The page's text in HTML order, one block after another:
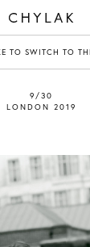
TO SWITCH TO
9/30
LONDON 2019